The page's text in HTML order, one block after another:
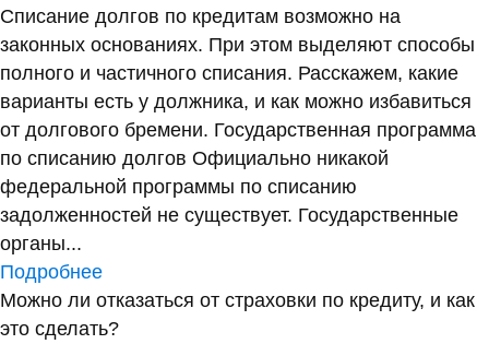
Списание долгов по кредитам возможно на
законных основаниях. При этом выделяют способы
полного и частичного списания. Расскажем, какие
варианты есть у должника, и как можно избавиться
от долгового бремени. Государственная программа
по списанию долгов Официально никакой
федеральной программы по списанию
задолженностей не существует. Государственные
органы...
Подробнее
Можно ли отказаться от страховки по кредиту, и как
это сделать?